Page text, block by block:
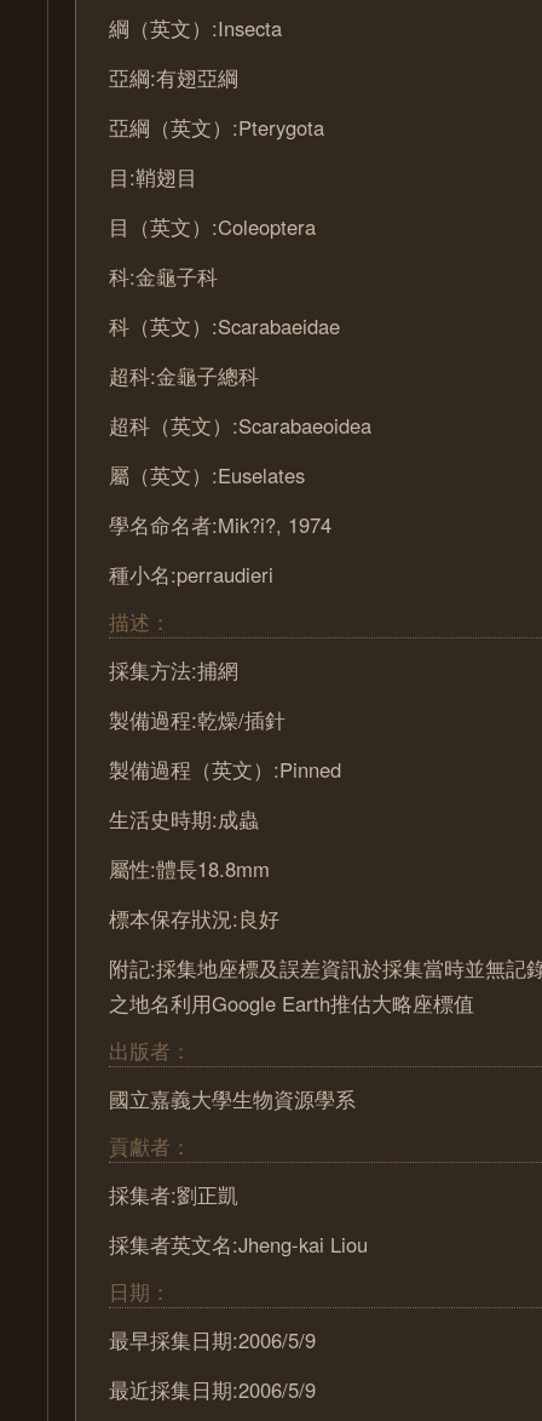
綱（英文）:Insecta
亞綱:有翅亞綱
亞綱（英文）:Pterygota
目:鞘翅目
目（英文）:Coleoptera
科:金龜子科
科（英文）:Scarabaeidae
超科:金龜子總科
超科（英文）:Scarabaeoidea
屬（英文）:Euselates
學名命名者:Mik?i?, 1974
種小名:perraudieri
描述：
採集方法:捕網
製備過程:乾燥/插針
製備過程（英文）:Pinned
生活史時期:成蟲
屬性:體長18.8mm
標本保存狀況:良好
附記:採集地座標及誤差資訊於採集當時並無記
之地名利用Google Earth推估大略座標值
出版者：
國立嘉義大學生物資源學系
貢獻者：
採集者:劉正凱
採集者英文名:Jheng-kai Liou
日期：
最早採集日期:2006/5/9
最近採集日期:2006/5/9